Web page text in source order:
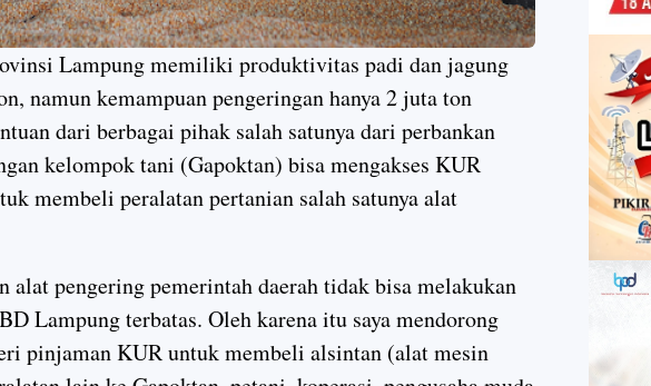
Lampung memiliki produktivitas padi dan jagung
namun kemampuan pengeringan hanya 2 juta ton
dari berbagai pihak salah satunya dari perbankan
kelompok tani (Gapoktan) bisa mengakses KUR
membeli peralatan pertanian salah satunya alat
alat pengering pemerintah daerah tidak bisa melakukan
Lampung terbatas. Oleh karena itu saya mendorong
pinjaman KUR untuk membeli alsintan (alat mesin